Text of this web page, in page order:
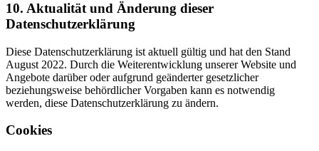
10. Aktualität und Änderung dieser
Datenschutzerklärung
Diese Datenschutzerklärung ist aktuell gültig und hat den Stand
August 2022. Durch die Weiterentwicklung unserer Website und
Angebote darüber oder aufgrund geänderter gesetzlicher
beziehungsweise behördlicher Vorgaben kann es notwendig
werden, diese Datenschutzerklärung zu ändern.
Cookies